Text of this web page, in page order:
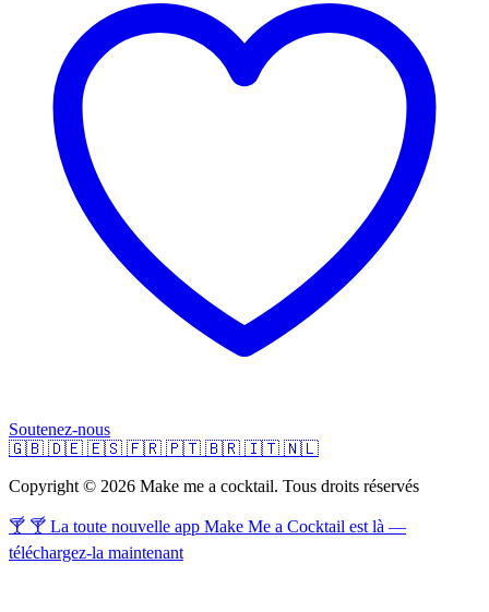
Soutenez-nous
🇬🇧 🇩🇪 🇪🇸 🇫🇷 🇵🇹 🇧🇷 🇮🇹 🇳🇱
Copyright © 2026 Make me a cocktail. Tous droits réservés
🍸 🍸 La toute nouvelle app Make Me a Cocktail est là —
téléchargez-la maintenant